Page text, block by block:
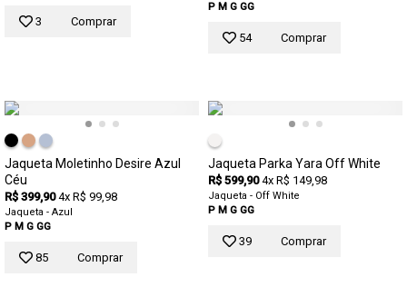
3 Comprar
P M G GG
54 Comprar
Jaqueta Moletinho Desire Azul
Céu
R$ 399,90 4x R$ 99,98
Jaqueta - Azul
P M G GG
85 Comprar
Jaqueta Parka Yara Off White
R$ 599,90 4x R$ 149,98
Jaqueta - Off White
P M G GG
39 Comprar